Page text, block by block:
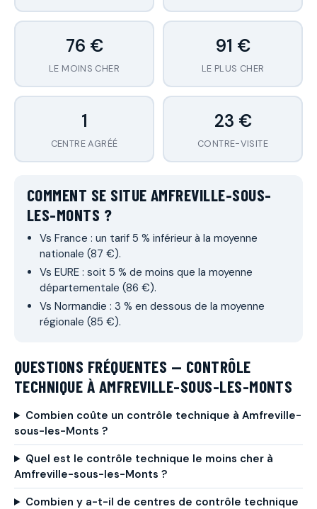
76 €
LE MOINS CHER
91 €
LE PLUS CHER
1
CENTRE AGRÉÉ
23 €
CONTRE-VISITE
COMMENT SE SITUE AMFREVILLE-SOUS-
LES-MONTS ?
Vs France : un tarif 5 % inférieur à la moyenne
nationale (87 €).
Vs EURE : soit 5 % de moins que la moyenne
départementale (86 €).
Vs Normandie : 3 % en dessous de la moyenne
régionale (85 €).
QUESTIONS FRÉQUENTES — CONTRÔLE
TECHNIQUE À AMFREVILLE-SOUS-LES-MONTS
Combien coûte un contrôle technique à Amfreville-
sous-les-Monts ?
Quel est le contrôle technique le moins cher à
Amfreville-sous-les-Monts ?
Combien y a-t-il de centres de contrôle technique